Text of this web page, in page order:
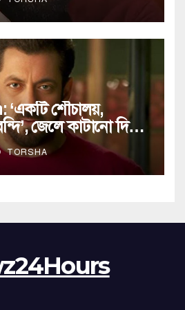
‘একটি শৌচালয়,
জেলে কাটানো দিনের
সলমন খান
TORSHA